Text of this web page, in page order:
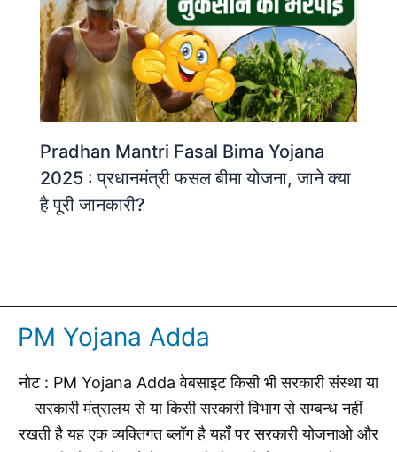
Pradhan Mantri Fasal Bima Yojana
2025 : प्रधानमंत्री फसल बीमा योजना, जाने क्या
है पूरी जानकारी?
PM Yojana Adda
नोट : PM Yojana Adda वेबसाइट किसी भी सरकारी संस्था या
सरकारी मंत्रालय से या किसी सरकारी विभाग से सम्बन्ध नहीं
रखती है यह एक व्यक्तिगत ब्लॉग है यहाँ पर सरकारी योजनाओ और